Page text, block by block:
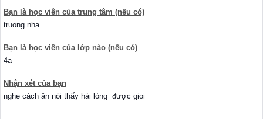
Bạn là học viên của trung tâm (nếu có)
truong nha
Bạn là học viên của lớp nào (nếu có)
4a
Nhận xét của bạn
nghe cách ăn nói thấy hài lòng được gioi